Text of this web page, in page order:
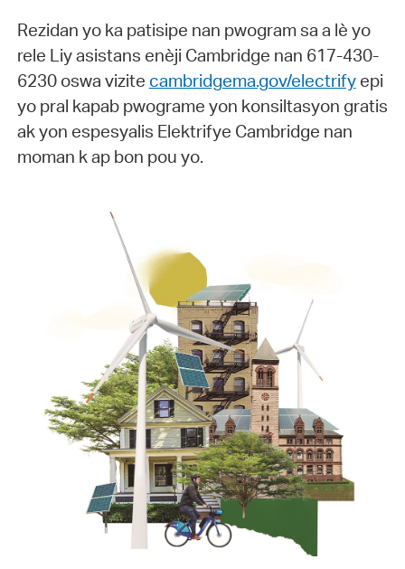
Rezidan yo ka patisipe nan pwogram sa a lè yo
rele Liy asistans enèji Cambridge nan 617-430-
6230 oswa vizite cambridgema.gov/electrifyepi
yo pral kapab pwograme yon konsiltasyon gratis
ak yon espesyalis Elektrifye Cambridge nan
moman k ap bon pou yo.